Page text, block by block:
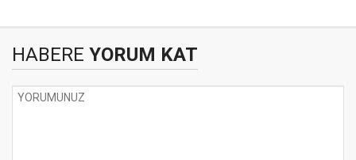
HABERE YORUM KAT